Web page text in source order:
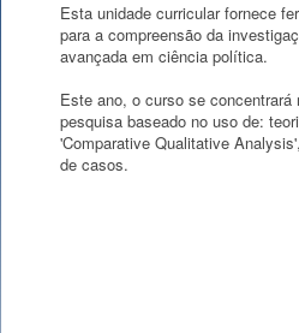
Esta unidade curricular fornece
para a compreensão da
avançada em ciência política.
Este ano, o curso se concentrará
pesquisa baseado no uso de:
'Comparative Qualitative
de casos.